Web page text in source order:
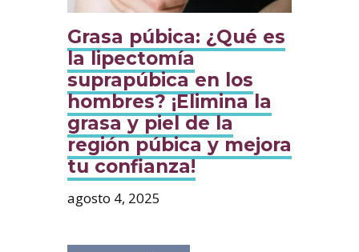
Grasa púbica: ¿Qué es
la lipectomía
suprapúbica en los
hombres? ¡Elimina la
grasa y piel de la
región púbica y mejora
tu confianza!
agosto 4, 2025